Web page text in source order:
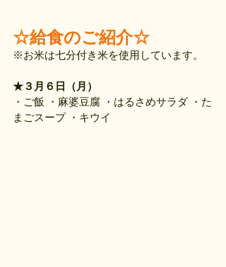
☆給食のご紹介☆
※お米は七分付き米を使用しています。
★３月６日（月）
・ご飯 ・麻婆豆腐 ・はるさめサラダ ・た
まごスープ ・キウイ